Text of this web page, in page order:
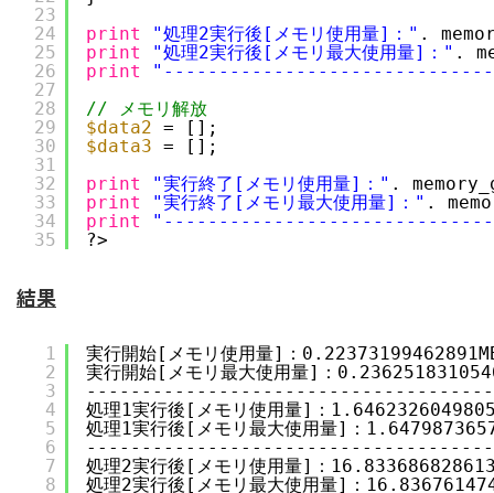
23
24
25
26
27
28
29
30
31
32
33
34
35
print
"処理2実行後[メモリ使用量]：" .
print
"処理2実行後[メモリ最大使用量]：" .
print
// メモリ解放
$data2 = [];
$data3 = [];
print
"実行終了[メモリ使用量]：" .
print
"実行終了[メモリ最大使用量]：" .
print
?>
結果
1
2
3
4
5
6
7
8
実行開始[メモリ使用量]：
実行開始[メモリ最大使用量]：
処理1実行後[メモリ使用量]：
処理1実行後[メモリ最大使用量]：
処理2実行後[メモリ使用量]：
処理2実行後[メモリ最大使用量]：